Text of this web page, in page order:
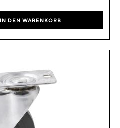
IN DEN WARENKORB